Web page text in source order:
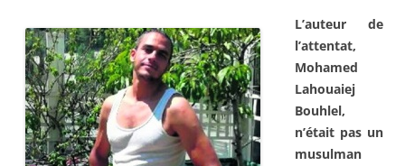
L’auteur de
l’attentat,
Mohamed
Lahouaiej
Bouhlel,
n’était pas un
musulman